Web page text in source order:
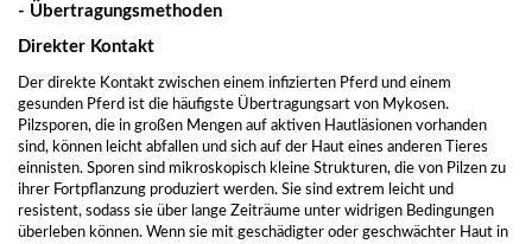
- Übertragungsmethoden
Direkter Kontakt
Der direkte Kontakt zwischen einem infizierten Pferd und einem
gesunden Pferd ist die häufigste Übertragungsart von Mykosen.
Pilzsporen, die in großen Mengen auf aktiven Hautläsionen vorhanden
sind, können leicht abfallen und sich auf der Haut eines anderen Tieres
einnisten. Sporen sind mikroskopisch kleine Strukturen, die von Pilzen zu
ihrer Fortpflanzung produziert werden. Sie sind extrem leicht und
resistent, sodass sie über lange Zeiträume unter widrigen Bedingungen
überleben können. Wenn sie mit geschädigter oder geschwächter Haut in